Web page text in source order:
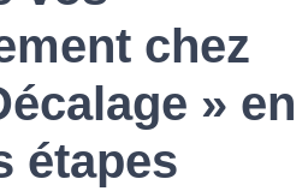
chez
» en
étapes